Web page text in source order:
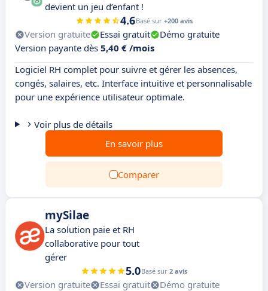
devient un jeu d’enfant !
4.6Basé sur +200 avis
Version gratuite Essai gratuit
Démo gratuite
Version payante dès 5,40 € /mois
Logiciel RH complet pour suivre et gérer les absences,
congés, salaires, etc. Interface intuitive et personnalisable
pour une expérience utilisateur optimale.
Voir plus de détails
En savoir plus
Comparer
mySilae
La solution paie et RH
collaborative pour tout
gérer
5.0Basé sur 2 avis
Version gratuite Essai gratuit
Démo gratuite